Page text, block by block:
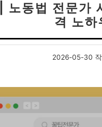
노동법 전문가
격 노하
2026-05-30